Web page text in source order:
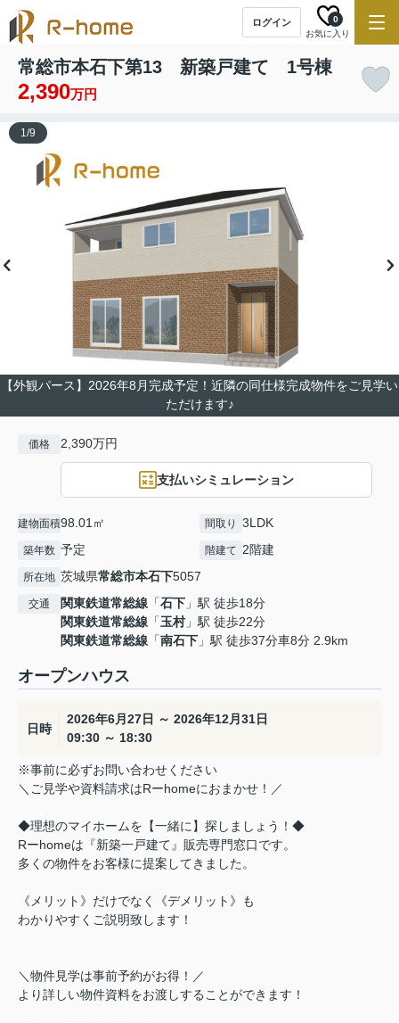
ログイン
お気に入り
0
常総市本石下第13 新築戸建て 1号棟
2,390万円
【外観パース】2026年8月完成予定！近隣の同仕様完成物件をご見学い
ただけます♪
1/9
価格 2,390万円
支払いシミュレーション
建物面積98.01㎡ 間取り 3LDK
築年数 予定 階建て 2階建
所在地 茨城県常総市本石下5057
交通 関東鉄道常総線 「石下 」駅 徒歩18分
関東鉄道常総線 「玉村」駅 徒歩22分
関東鉄道常総線 「南石下 」駅 徒歩37分車8分 2.9km
オープンハウス
日時
2026年6月27日 ～ 2026年12月31日
09:30 ～ 18:30
※事前に必ずお問い合わせください
＼ご見学や資料請求はRーhomeにおまかせ！／
◆理想のマイホームを【一緒に】探しましょう！◆
Rーhomeは『新築一戸建て』販売専門窓口です。
多くの物件をお客様に提案してきました。
《メリット》だけでなく《デメリット》も
わかりやすくご説明致します！
＼物件見学は事前予約がお得！／
より詳しい物件資料をお渡しすることができます！